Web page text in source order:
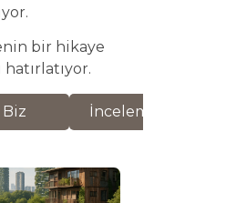
bir hikaye
hatırlatıyor.
Biz İnceleme